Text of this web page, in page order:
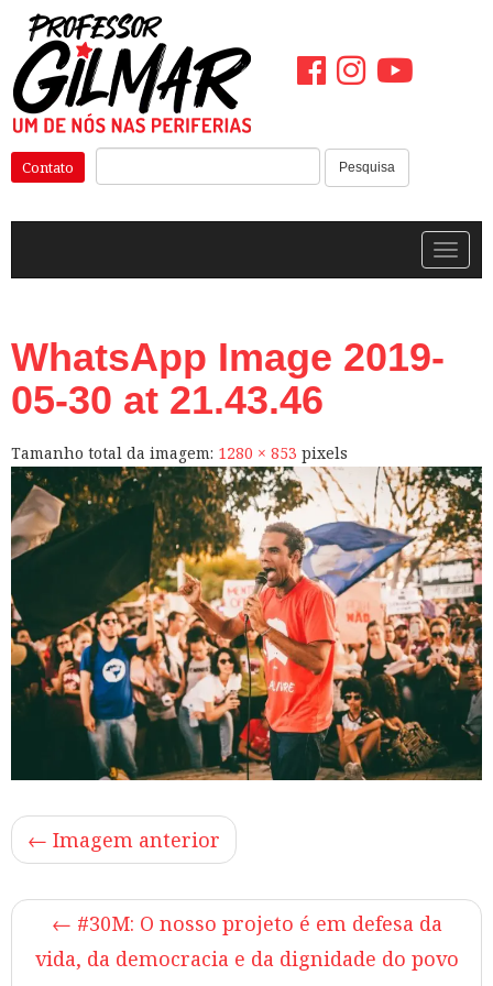
Pular
para
o
conteúdo
Pesquisa
Contato
WhatsApp Image 2019-
05-30 at 21.43.46
Tamanho total da imagem: 1280 × 853 pixels
← Imagem anterior
← #30M: O nosso projeto é em defesa da
vida, da democracia e da dignidade do povo